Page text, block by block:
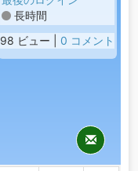
長時間
98 ビュー | 0 コメント